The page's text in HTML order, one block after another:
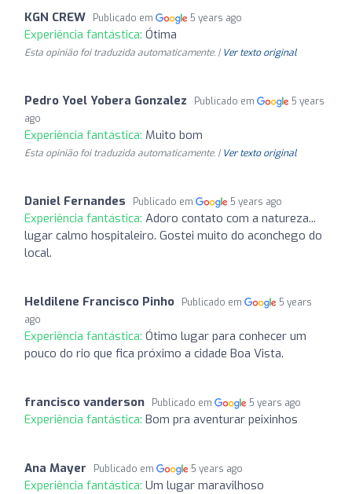
KGN CREW Publicado em 5 years ago
Experiência fantástica: Ótima
Esta opinião foi traduzida automaticamente. | Ver texto original
Pedro Yoel Yobera Gonzalez Publicado em
5 years
ago
Experiência fantástica: Muito bom
Esta opinião foi traduzida automaticamente. | Ver texto original
Daniel Fernandes Publicado em 5 years ago
Experiência fantástica: Adoro contato com a natureza...
lugar calmo hospitaleiro. Gostei muito do aconchego do
local.
Heldilene Francisco Pinho Publicado em
5 years
ago
Experiência fantástica: Ótimo lugar para conhecer um
pouco do rio que fica próximo a cidade Boa Vista.
francisco vanderson Publicado em 5 years ago
Experiência fantástica: Bom pra aventurar peixinhos
Ana Mayer Publicado em 5 years ago
Experiência fantástica: Um lugar maravilhoso